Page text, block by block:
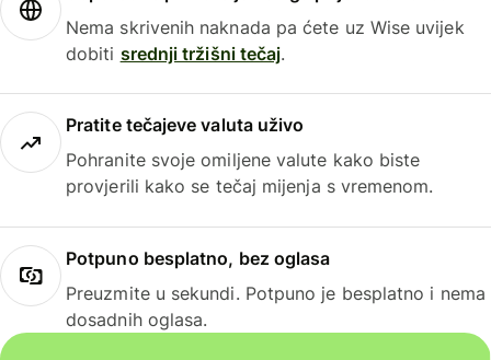
Nema skrivenih naknada pa ćete uz Wise uvijek
dobiti srednji tržišni tečaj.
Pratite tečajeve valuta uživo
Pohranite svoje omiljene valute kako biste
provjerili kako se tečaj mijenja s vremenom.
Potpuno besplatno, bez oglasa
Preuzmite u sekundi. Potpuno je besplatno i nema
dosadnih oglasa.